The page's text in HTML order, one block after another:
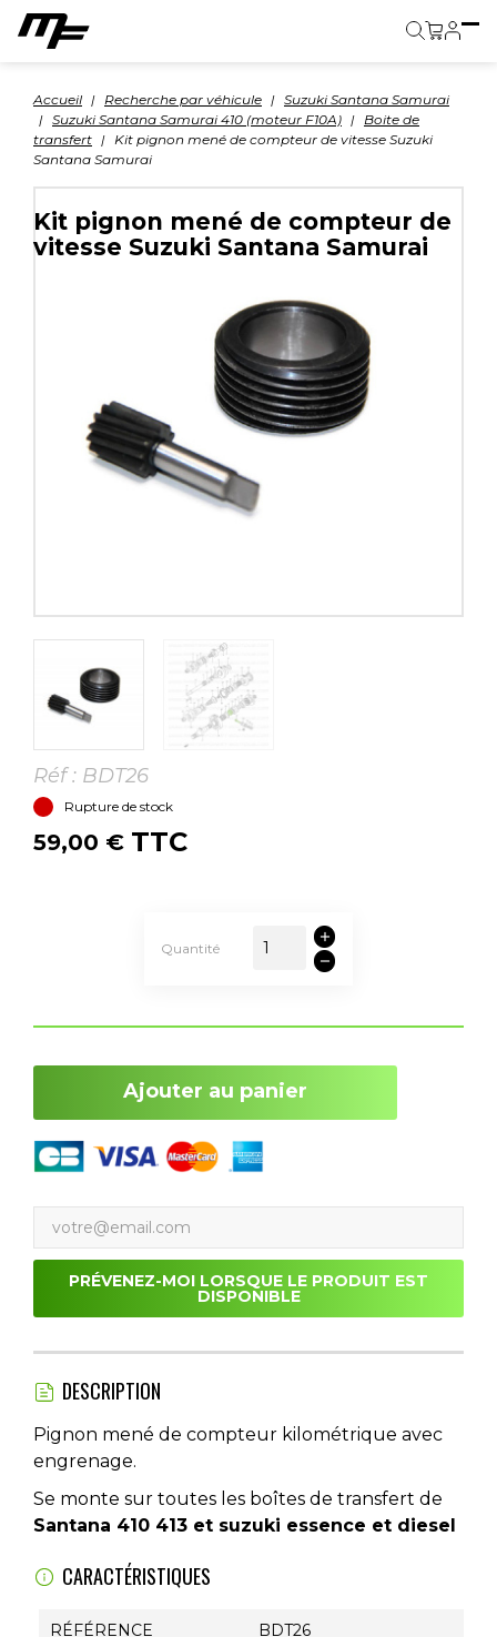
Accueil Recherche par véhicule
Suzuki Santana Samurai
Suzuki Santana Samurai 410 (moteur F10A)
Boite de
transfert
Kit pignon mené de compteur de vitesse Suzuki
Santana Samurai
Kit pignon mené de compteur de
vitesse Suzuki Santana Samurai
Réf : BDT26
Rupture de stock
59,00 € TTC
Quantité
Ajouter au panier
PRÉVENEZ-MOI LORSQUE LE PRODUIT EST
DISPONIBLE
DESCRIPTION
Pignon mené de compteur kilométrique avec
engrenage.
Se monte sur toutes les boîtes de transfert de
Santana 410 413 et suzuki essence et diesel
CARACTÉRISTIQUES
RÉFÉRENCE BDT26